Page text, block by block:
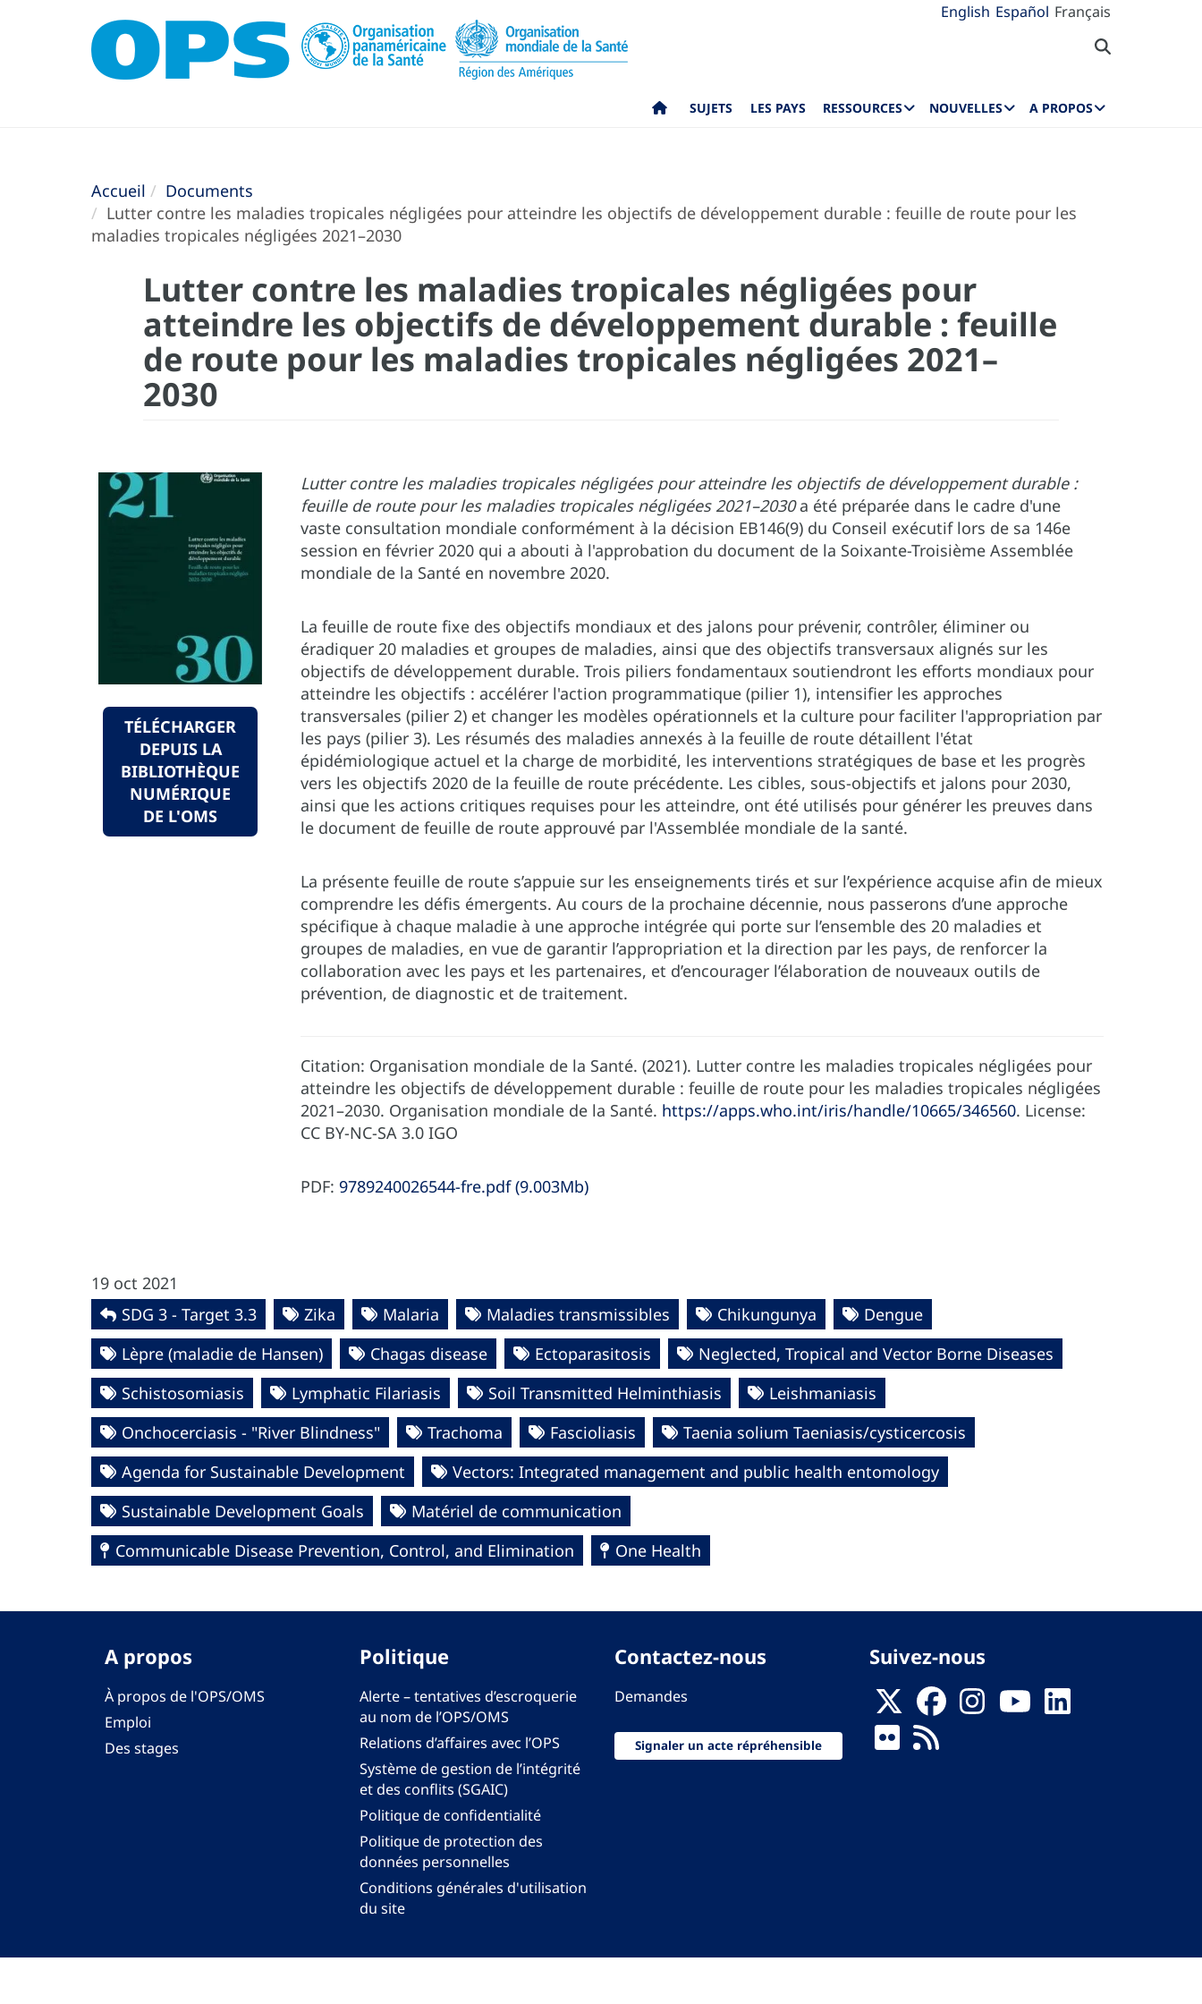
English Español Français
SUJETS LES PAYS RESSOURCES NOUVELLES A PROPOS
Accueil
Documents
Lutter contre les maladies tropicales négligées pour atteindre les objectifs de développement durable : feuille de route pour les
maladies tropicales négligées 2021–2030
Lutter contre les maladies tropicales négligées pour
atteindre les objectifs de développement durable : feuille
de route pour les maladies tropicales négligées 2021–
2030
TÉLÉCHARGER
DEPUIS LA
BIBLIOTHÈQUE
NUMÉRIQUE
DE L'OMS
Lutter contre les maladies tropicales négligées pour atteindre les objectifs de développement durable :
feuille de route pour les maladies tropicales négligées 2021–2030a été préparée dans le cadre d'une
vaste consultation mondiale conformément à la décision EB146(9) du Conseil exécutif lors de sa 146e
session en février 2020 qui a abouti à l'approbation du document de la Soixante-Troisième Assemblée
mondiale de la Santé en novembre 2020.
La feuille de route fixe des objectifs mondiaux et des jalons pour prévenir, contrôler, éliminer ou
éradiquer 20 maladies et groupes de maladies, ainsi que des objectifs transversaux alignés sur les
objectifs de développement durable. Trois piliers fondamentaux soutiendront les efforts mondiaux pour
atteindre les objectifs : accélérer l'action programmatique (pilier 1), intensifier les approches
transversales (pilier 2) et changer les modèles opérationnels et la culture pour faciliter l'appropriation par
les pays (pilier 3). Les résumés des maladies annexés à la feuille de route détaillent l'état
épidémiologique actuel et la charge de morbidité, les interventions stratégiques de base et les progrès
vers les objectifs 2020 de la feuille de route précédente. Les cibles, sous-objectifs et jalons pour 2030,
ainsi que les actions critiques requises pour les atteindre, ont été utilisés pour générer les preuves dans
le document de feuille de route approuvé par l'Assemblée mondiale de la santé.
La présente feuille de route s’appuie sur les enseignements tirés et sur l’expérience acquise afin de mieux
comprendre les défis émergents. Au cours de la prochaine décennie, nous passerons d’une approche
spécifique à chaque maladie à une approche intégrée qui porte sur l’ensemble des 20 maladies et
groupes de maladies, en vue de garantir l’appropriation et la direction par les pays, de renforcer la
collaboration avec les pays et les partenaires, et d’encourager l’élaboration de nouveaux outils de
prévention, de diagnostic et de traitement.
Citation: Organisation mondiale de la Santé. (2021). Lutter contre les maladies tropicales négligées pour
atteindre les objectifs de développement durable : feuille de route pour les maladies tropicales négligées
2021–2030. Organisation mondiale de la Santé. https://apps.who.int/iris/handle/10665/346560. License:
CC BY-NC-SA 3.0 IGO
PDF: 9789240026544-fre.pdf (‎9.003Mb)‎
19 oct 2021
SDG 3 - Target 3.3
Zika Malaria Maladies transmissibles Chikungunya
Dengue
Lèpre (maladie de Hansen)
Chagas disease Ectoparasitosis
Neglected, Tropical and Vector Borne Diseases
Schistosomiasis
Lymphatic Filariasis Soil Transmitted Helminthiasis
Leishmaniasis
Onchocerciasis - "River Blindness"
Trachoma Fascioliasis
Taenia solium Taeniasis/cysticercosis
Agenda for Sustainable Development
Vectors: Integrated management and public health entomology
Sustainable Development Goals
Matériel de communication
Communicable Disease Prevention, Control, and Elimination
One Health
A propos
À propos de l'OPS/OMS
Emploi
Des stages
Politique
Alerte – tentatives d’escroquerie
au nom de l’OPS/OMS
Relations d’affaires avec l’OPS
Système de gestion de l’intégrité
et des conflits (SGAIC)
Politique de confidentialité
Politique de protection des
données personnelles
Conditions générales d'utilisation
du site
Contactez-nous
Demandes
Signaler un acte répréhensible
Suivez-nous